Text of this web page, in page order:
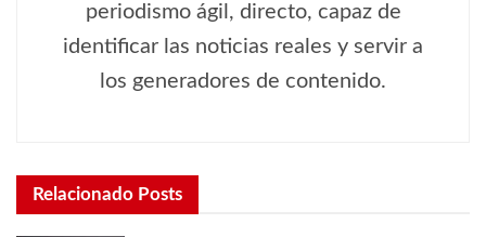
periodismo ágil, directo, capaz de
identificar las noticias reales y servir a
los generadores de contenido.
Relacionado Posts